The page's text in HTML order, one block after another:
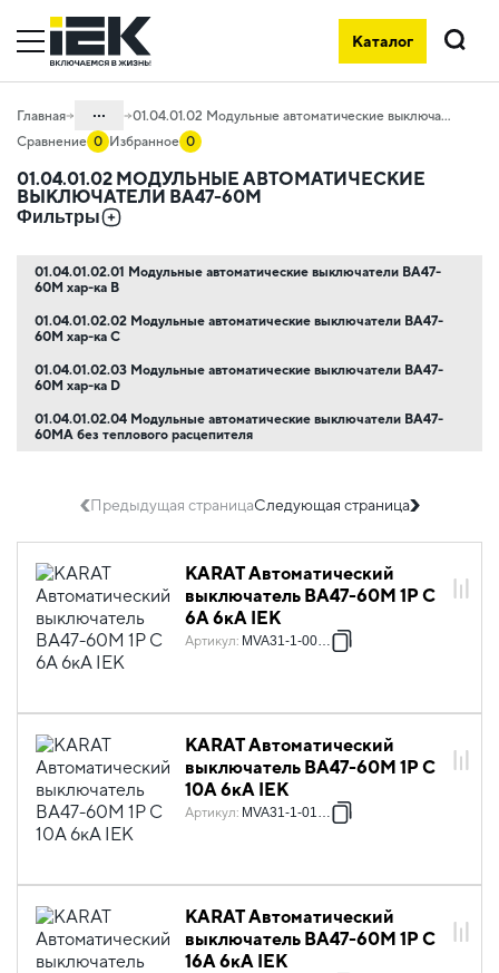
Каталог
Поиск
Главная ...
Каталог
01. Модульное оборудование
01.04.01 Модульные автоматические
выключатели KARAT
01.04.01.02 Модульные автоматические выключатели ВА47-60M
Сравнение 0 Избранное 0
01.04.01.02 МОДУЛЬНЫЕ АВТОМАТИЧЕСКИЕ
ВЫКЛЮЧАТЕЛИ ВА47-60M
Фильтры
01.04.01.02.01 Модульные автоматические выключатели ВА47-
60M хар-ка B
01.04.01.02.02 Модульные автоматические выключатели ВА47-
60M хар-ка C
01.04.01.02.03 Модульные автоматические выключатели ВА47-
60M хар-ка D
01.04.01.02.04 Модульные автоматические выключатели ВА47-
60MA без теплового расцепителя
Предыдущая страницаСледующая страница
KARAT Автоматический
выключатель ВА47-60M 1P C
6А 6кА IEK
Артикул: MVA31-1-006-C
KARAT Автоматический
выключатель ВА47-60M 1P C
10А 6кА IEK
Артикул: MVA31-1-010-C
KARAT Автоматический
выключатель ВА47-60M 1P C
16А 6кА IEK